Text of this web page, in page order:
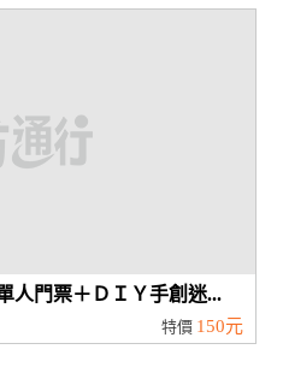
人門票＋ＤＩＹ手創迷...
特價 150元